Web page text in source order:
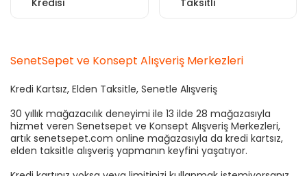
SenetSepet ve Konsept Alışveriş Merkezleri
Kredi Kartsız, Elden Taksitle, Senetle Alışveriş
30 yıllık mağazacılık deneyimi ile 13 ilde 28 mağazasıyla
hizmet veren Senetsepet ve Konsept Alışveriş Merkezleri,
artık senetsepet.com online mağazasıyla da kredi kartsız,
elden taksitle alışveriş yapmanın keyfini yaşatıyor.